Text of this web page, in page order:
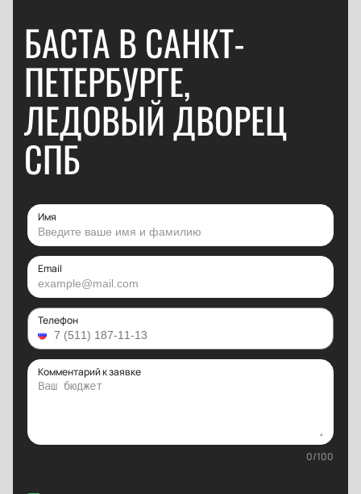
БАСТА В САНКТ-
ПЕТЕРБУРГЕ,
ЛЕДОВЫЙ ДВОРЕЦ
СПБ
Имя
Email
Телефон
Комментарий к заявке
0/100